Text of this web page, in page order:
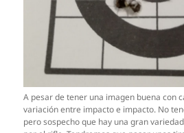
A pesar de tener una imagen buena con
variación entre impacto e impacto. No
pero sospecho que hay una gran